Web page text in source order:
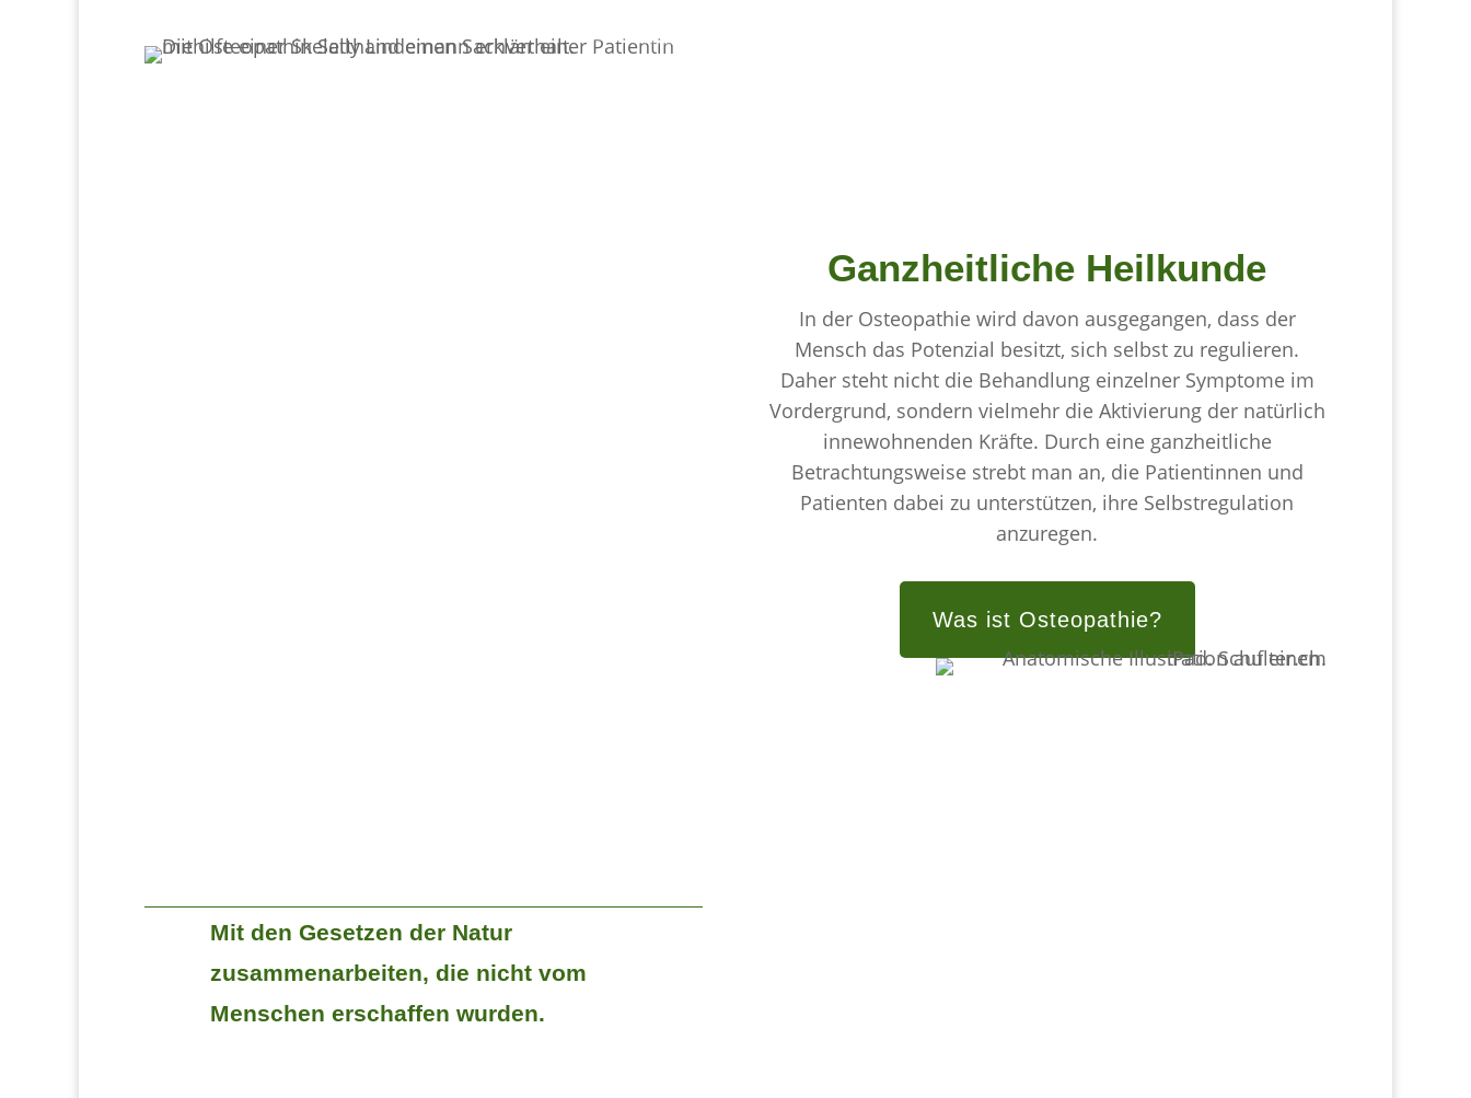
Ganzheitliche Heilkunde
In der Osteopathie wird davon ausgegangen, dass der
Mensch das Potenzial besitzt, sich selbst zu regulieren.
Daher steht nicht die Behandlung einzelner Symptome im
Vordergrund, sondern vielmehr die Aktivierung der natürlich
innewohnenden Kräfte. Durch eine ganzheitliche
Betrachtungsweise strebt man an, die Patientinnen und
Patienten dabei zu unterstützen, ihre Selbstregulation
anzuregen.
Was ist Osteopathie?
Mit den Gesetzen der Natur
zusammenarbeiten, die nicht vom
Menschen erschaffen wurden.